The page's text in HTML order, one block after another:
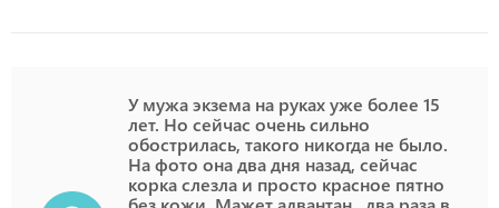
У мужа экзема на руках уже более 15
лет. Но сейчас очень сильно
обострилась, такого никогда не было.
На фото она два дня назад, сейчас
корка слезла и просто красное пятно